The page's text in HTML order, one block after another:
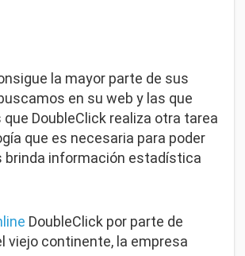
la mayor parte de sus
en su web y las que
DoubleClick realiza otra tarea
que es necesaria para poder
brinda información estadística
DoubleClick por parte de
viejo continente, la empresa